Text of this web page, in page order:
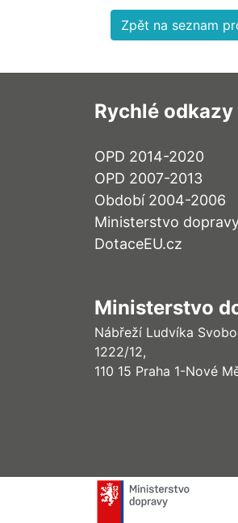
Zpět na seznam
Rychlé odkazy
OPD 2014-2020
OPD 2007-2013
Období 2004-2006
Ministerstvo
DotaceEU.cz
Ministerstvo
Nábřeží Ludvíka
1222/12,
110 15 Praha 1-Nové